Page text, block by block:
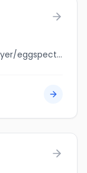
jobbank.gc.ca/browsejobs/employer/eggspectation/ca